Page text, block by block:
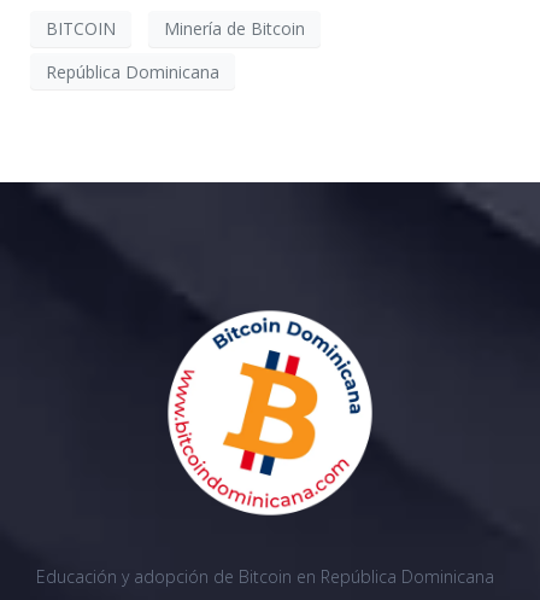
BITCOIN
Minería de Bitcoin
República Dominicana
Educación y adopción de Bitcoin en República Dominicana